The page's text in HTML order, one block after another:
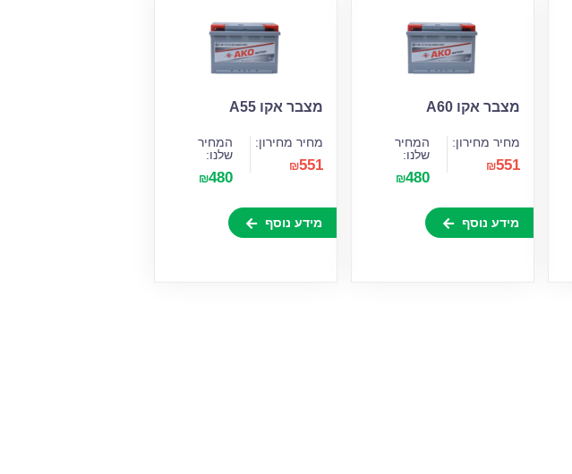
מצבר אקו A60
מחיר מחירון:
₪551
המחיר
שלנו:
₪480
מידע נוסף
מצבר אקו A55
מחיר מחירון:
₪551
המחיר
שלנו:
₪480
מידע נוסף